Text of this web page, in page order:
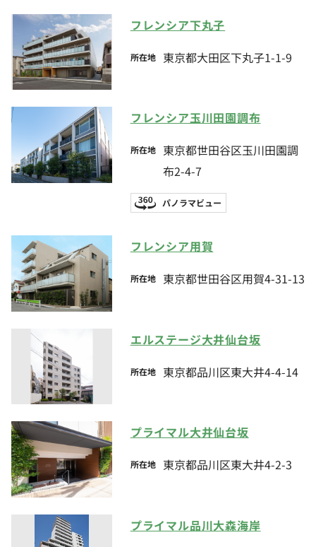
フレンシア下丸子
所在地 東京都大田区下丸子1-1-9
フレンシア玉川田園調布
所在地
東京都世田谷区玉川田園調
布2-4-7
パノラマビュー
フレンシア用賀
所在地 東京都世田谷区用賀4-31-13
エルステージ大井仙台坂
所在地 東京都品川区東大井4-4-14
プライマル大井仙台坂
所在地 東京都品川区東大井4-2-3
プライマル品川大森海岸